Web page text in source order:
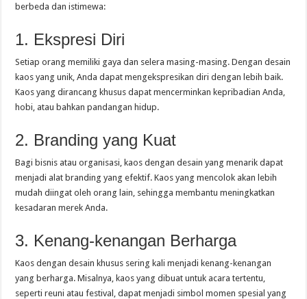
berbeda dan istimewa:
1. Ekspresi Diri
Setiap orang memiliki gaya dan selera masing-masing. Dengan desain
kaos yang unik, Anda dapat mengekspresikan diri dengan lebih baik.
Kaos yang dirancang khusus dapat mencerminkan kepribadian Anda,
hobi, atau bahkan pandangan hidup.
2. Branding yang Kuat
Bagi bisnis atau organisasi, kaos dengan desain yang menarik dapat
menjadi alat branding yang efektif. Kaos yang mencolok akan lebih
mudah diingat oleh orang lain, sehingga membantu meningkatkan
kesadaran merek Anda.
3. Kenang-kenangan Berharga
Kaos dengan desain khusus sering kali menjadi kenang-kenangan
yang berharga. Misalnya, kaos yang dibuat untuk acara tertentu,
seperti reuni atau festival, dapat menjadi simbol momen spesial yang